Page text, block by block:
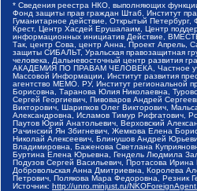
* Сведения реестра НКО, выполняющих
Фонд защиты прав граждан Штаб, Институт
Гуманитарное действие, Открытый
Крест, Центр Хасдей Ерушалаим, Центр
информационных инициатив Действие,
Так, центр Сова, центр Анна, Проект Апрель,
защиты СИБАЛЬТ, Уральская правозащитная
человека, Дальневосточный центр развития
АКАДЕМИЯ ПО ПРАВАМ ЧЕЛОВЕКА, Частное
Массовой Информации, Институт развития
агентство МЕМО. РУ, Институт региональной
Борисовна, Таранова Юлия Николаевна,
Сергей Георгиевич, Пивоваров Андрей
Викторович, Шарипков Олег Викторович,
Александровна, Исламов Тимур Рифгатович,
Паутов Юрий Анатольевич, Верховский
Рачинский Ян Збигневич, Жемкова Елена
Николай Алексеевич, Блинушов Андрей
Владимировна, Баженова Светлана
Буртина Елена Юрьевна, Гендель Людмила
Подузов Сергей Васильевич, Протасова
Добровольская Анна Дмитриевна, Королева
Петрович, Полякова Мара Федоровна, Резник
Источник: http://unro.minjust.ru/